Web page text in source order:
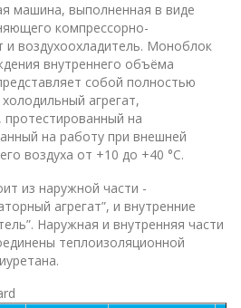
машина, выполненная в виде
компрессорно-
и воздухоохладитель. Моноблок
внутреннего объёма
собой полностью
агрегат,
на
на работу при внешней
воздуха от +10 до +40 °С.
из наружной части -
агрегат”, и внутренние
Наружная и внутренняя части
теплоизоляционной